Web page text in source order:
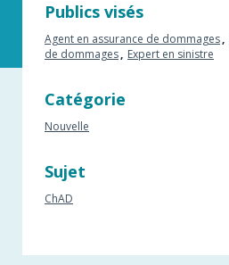
Publics visés
Agent en assurance de dommages
de dommages
Expert en sinistre
Catégorie
Nouvelle
Sujet
ChAD